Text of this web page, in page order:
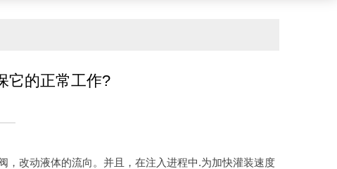
它的正常工作?
改动液体的流向。并且，在注入进程中.为加快灌装速度